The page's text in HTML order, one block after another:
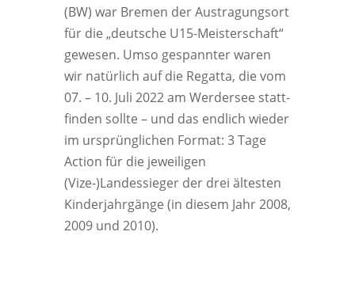
(BW) war Bre­men der Aus­tra­gungs­ort
für die „deut­sche U15-Meis­ter­schaft“
gewe­sen. Umso gespann­ter waren
wir natür­lich auf die Regat­ta, die vom
07. – 10. Juli 2022 am Wer­der­see statt­
fin­den soll­te – und das end­lich wie­der
im ursprüng­li­chen For­mat: 3 Tage
Action für die jewei­li­gen
(Vize-)Landessieger der drei ältes­ten
Kin­der­jahr­gän­ge (in die­sem Jahr 2008,
2009 und 2010).